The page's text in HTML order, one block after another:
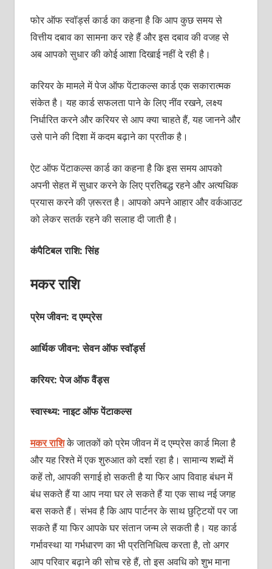
फोर ऑफ स्‍वॉर्ड्स कार्ड का कहना है कि आप कुछ समय से
वित्तीय दबाव का सामना कर रहे हैं और इस दबाव की वजह से
अब आपको सुधार की कोई आशा दिखाई नहीं दे रही है।
करियर के मामले में पेज ऑफ पेंटाकल्‍स कार्ड एक सकारात्‍मक
संकेत है। यह कार्ड सफलता पाने के लिए नींव रखने, लक्ष्‍य
निर्धारित करने और करियर से आप क्‍या चाहते हैं, यह जानने और
उसे पाने की दिशा में कदम बढ़ाने का प्रतीक है।
ऐट ऑफ पेंटाकल्‍स कार्ड का कहना है कि इस समय आपको
अपनी सेहत में सुधार करने के लिए प्रतिबद्ध रहने और अत्‍यधिक
प्रयास करने की ज़रूरत है। आपको अपने आहार और वर्कआउट
को लेकर सतर्क रहने की सलाह दी जाती है।
कंपैटिबल राशि: सिंह
मकर राशि
प्रेम जीवन: द एम्‍प्रेस
आर्थिक जीवन: सेवन ऑफ स्‍वॉर्ड्स
करियर: पेज ऑफ वैंड्स
स्वास्थ्य: नाइट ऑफ पेंटाकल्‍स
मकर राशिके जातकों को प्रेम जीवन में द एम्प्रेस कार्ड मिला है
और यह रिश्ते में एक शुरुआत को दर्शा रहा है। सामान्य शब्दों में
कहें तो, आपकी सगाई हो सकती है या फिर आप विवाह बंधन में
बंध सकते हैं या आप नया घर ले सकते हैं या एक साथ नई जगह
बस सकते हैं। संभव है कि आप पार्टनर के साथ छुट्टियों पर जा
सकते हैं या फिर आपके घर संतान जन्म ले सकती है। यह कार्ड
गर्भावस्था या गर्भधारण का भी प्रतिनिधित्व करता है, तो अगर
आप परिवार बढ़ाने की सोच रहे हैं, तो इस अवधि को शुभ माना